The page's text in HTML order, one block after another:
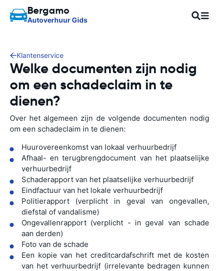
Bergamo
Autoverhuur Gids
Klantenservice
Welke documenten zijn nodig
om een schadeclaim in te
dienen?
Over het algemeen zijn de volgende documenten nodig
om een schadeclaim in te dienen:
Huurovereenkomst van lokaal verhuurbedrijf
Afhaal- en terugbrengdocument van het plaatselijke
verhuurbedrijf
Schaderapport van het plaatselijke verhuurbedrijf
Eindfactuur van het lokale verhuurbedrijf
Politierapport (verplicht in geval van ongevallen,
diefstal of vandalisme)
Ongevallenrapport (verplicht - in geval van schade
aan derden)
Foto van de schade
Een kopie van het creditcardafschrift met de kosten
van het verhuurbedrijf (irrelevante bedragen kunnen